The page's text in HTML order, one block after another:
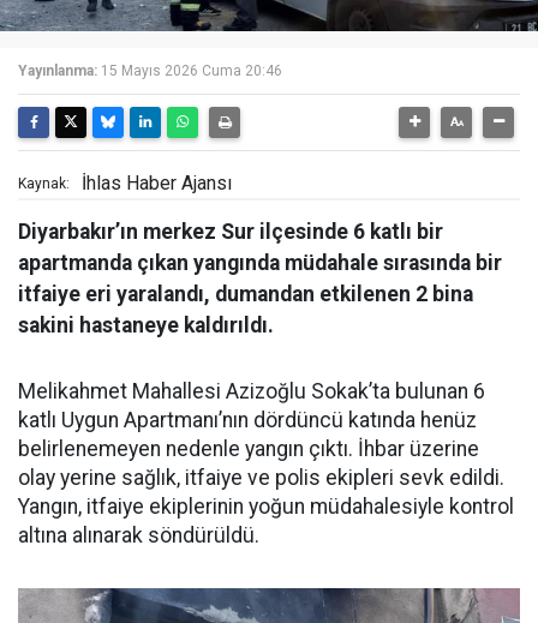
Yayınlanma: 15 Mayıs 2026 Cuma 20:46
Kaynak: İhlas Haber Ajansı
Diyarbakır’ın merkez Sur ilçesinde 6 katlı bir
apartmanda çıkan yangında müdahale sırasında bir
itfaiye eri yaralandı, dumandan etkilenen 2 bina
sakini hastaneye kaldırıldı.
Melikahmet Mahallesi Azizoğlu Sokak’ta bulunan 6
katlı Uygun Apartmanı’nın dördüncü katında henüz
belirlenemeyen nedenle yangın çıktı. İhbar üzerine
olay yerine sağlık, itfaiye ve polis ekipleri sevk edildi.
Yangın, itfaiye ekiplerinin yoğun müdahalesiyle kontrol
altına alınarak söndürüldü.